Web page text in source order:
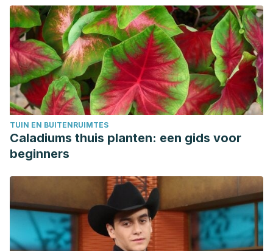
meditation.Psychotherapy and psychosomatics,66(2), 97-
106.https://www.karger.com/Article/Abstract/289116
TUIN EN BUITENRUIMTES
Caladiums thuis planten: een gids voor
beginners